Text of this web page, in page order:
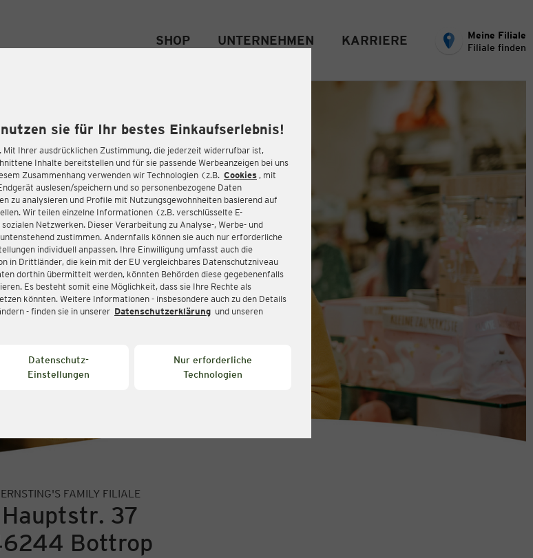
sie für Ihr bestes Einkaufserlebnis!
Mit Ihrer ausdrücklichen Zustimmung, die jederzeit widerrufbar ist,
Inhalte bereitstellen und für sie passende Werbeanzeigen bei uns
Zusammenhang verwenden wir Technologien (z.B. Cookies , mit
auslesen/speichern und so personenbezogene Daten
zu analysieren und Profile mit Nutzungsgewohnheiten basierend auf
Wir teilen einzelne Informationen (z.B. verschlüsselte E-
Netzwerken. Dieser Verarbeitung zu Analyse-, Werbe- und
zustimmen. Andernfalls können sie auch nur erforderliche
individuell anpassen. Ihre Einwilligung umfasst auch die
in Drittländer, die kein mit der EU vergleichbares Datenschutzniveau
dorthin übermittelt werden, könnten Behörden diese gegebenenfalls
Es besteht somit eine Möglichkeit, dass sie Ihre Rechte als
könnten. Weitere Informationen - insbesondere auch zu den Details
- finden sie in unserer Datenschutzerklärung und unseren
Datenschutz-
Einstellungen
Nur erforderliche
Technologien
SHOP UNTERNEHMEN KARRIERE
Meine Filiale
Filiale finden
ERNSTING'S FAMILY FILIALE
Hauptstr. 37
Bottrop